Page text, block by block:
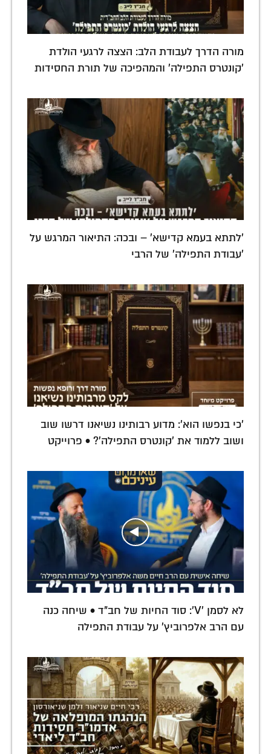
מורה הדרך לעבודת הלב: הצצה לרגעי הולדת
'קונטרס התפילה' והמהפיכה של תורת החסידות
'לתתא בעמא קדישא' – ובכה: התיאור המרגש על
'עבודת התפילה' של הרבי
'כי בנפשו הוא': מדוע רבותינו נשיאנו דרשו שוב
ושוב ללמוד את 'קונטרס התפילה'? • פרוייקט
לא לסמן 'V': סוד החיות של חב"ד • שיחה כנה
עם הרב אלפרוביץ' על עבודת התפילה